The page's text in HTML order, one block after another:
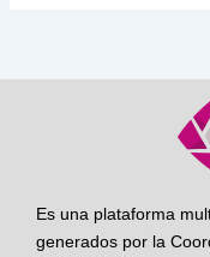
Es una plataforma
generados por la